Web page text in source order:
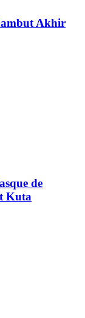
Akhir
de
Kuta